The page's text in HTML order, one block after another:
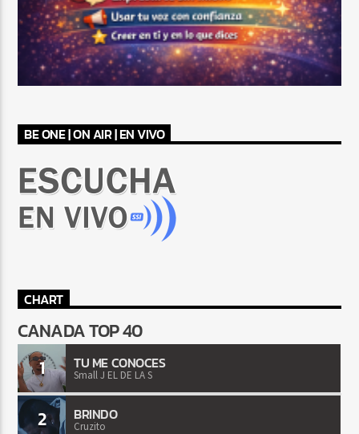
BE ONE | ON AIR | EN VIVO
CHART
CANADA TOP 40
1 TU ME CONOCES
Small J EL DE LA S
2 BRINDO
Cruzito